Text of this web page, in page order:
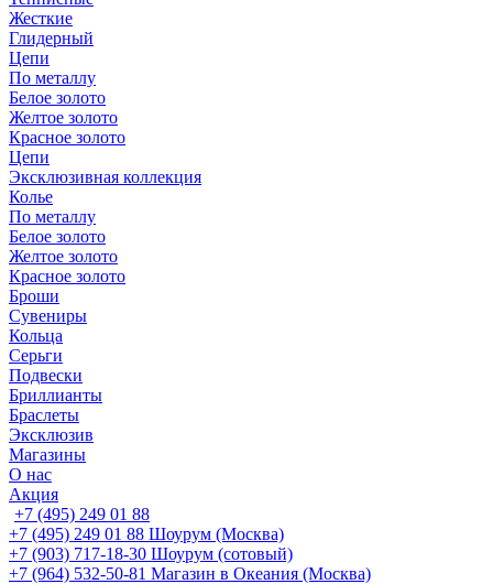
Жесткие
Глидерный
Цепи
По металлу
Белое золото
Желтое золото
Красное золото
Цепи
Эксклюзивная коллекция
Колье
По металлу
Белое золото
Желтое золото
Красное золото
Броши
Сувениры
Кольца
Серьги
Подвески
Бриллианты
Браслеты
Эксклюзив
Магазины
О нас
Акция
+7 (495) 249 01 88
+7 (495) 249 01 88 Шоурум (Москва)
+7 (903) 717-18-30 Шоурум (сотовый)
+7 (964) 532-50-81 Магазин в Океания (Москва)